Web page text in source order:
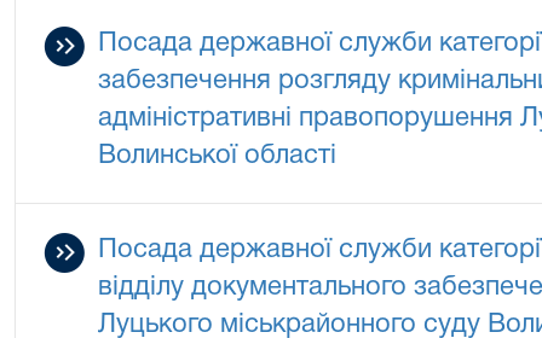
Посада державної служби
забезпечення розгляду
адміністративні правопорушення
Волинської області
Посада державної служби
відділу документального
Луцького міськрайонного суду